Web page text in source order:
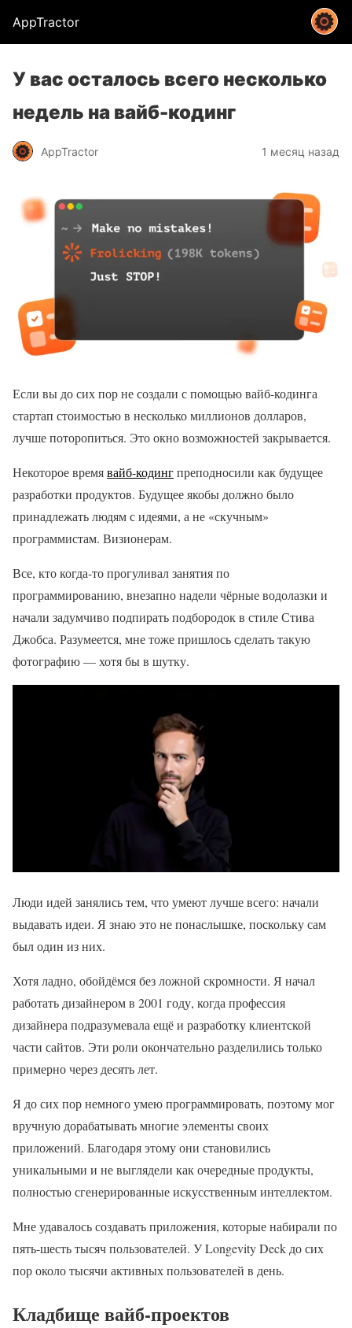
AppTractor
У вас осталось всего несколько
недель на вайб-кодинг
AppTractor 1 месяц назад
Если вы до сих пор не создали с помощью вайб-кодинга
стартап стоимостью в несколько миллионов долларов,
лучше поторопиться. Это окно возможностей закрывается.
Некоторое времявайб-кодингпреподносили как будущее
разработки продуктов. Будущее якобы должно было
принадлежать людям с идеями, а не «скучным»
программистам. Визионерам.
Все, кто когда-то прогуливал занятия по
программированию, внезапно надели чёрные водолазки и
начали задумчиво подпирать подбородок в стиле Стива
Джобса. Разумеется, мне тоже пришлось сделать такую
фотографию — хотя бы в шутку.
Люди идей занялись тем, что умеют лучше всего: начали
выдавать идеи. Я знаю это не понаслышке, поскольку сам
был один из них.
Хотя ладно, обойдёмся без ложной скромности. Я начал
работать дизайнером в 2001 году, когда профессия
дизайнера подразумевала ещё и разработку клиентской
части сайтов. Эти роли окончательно разделились только
примерно через десять лет.
Я до сих пор немного умею программировать, поэтому мог
вручную дорабатывать многие элементы своих
приложений. Благодаря этому они становились
уникальными и не выглядели как очередные продукты,
полностью сгенерированные искусственным интеллектом.
Мне удавалось создавать приложения, которые набирали по
пять-шесть тысяч пользователей. У Longevity Deck до сих
пор около тысячи активных пользователей в день.
Кладбище вайб-проектов